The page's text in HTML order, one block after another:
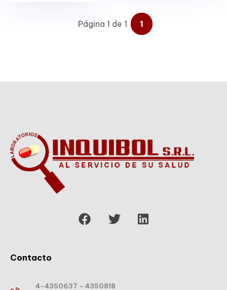
Página 1 de 1 1
Contacto
4-4350637 - 4350818